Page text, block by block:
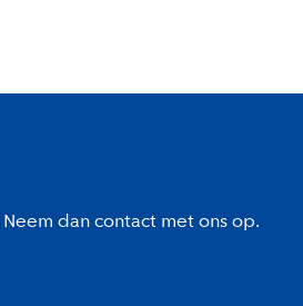
dan contact met ons op.